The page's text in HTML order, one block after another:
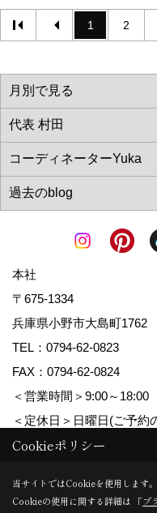
1 2
本社
〒675-1334
兵庫県小野市大島町1762
TEL： 0794-62-0823
FAX：0794-62-0824
＜営業時間＞9:00～18:00
＜定休日＞日曜日(ご予約
Copyright (c) MDhomes. All
Produced byゴデスクリエイ
Cookieポリシー
当サイトではCookieを使用します。
Cookieの使用に関する詳細は 「プ